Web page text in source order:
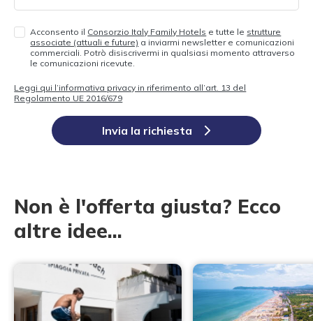
Acconsento il Consorzio Italy Family Hotels e tutte le strutture
associate (attuali e future) a inviarmi newsletter e comunicazioni
commerciali. Potrò disiscrivermi in qualsiasi momento attraverso
le comunicazioni ricevute.
Leggi qui l’informativa privacy in riferimento all’art. 13 del
Regolamento UE 2016/679
Invia la richiesta
Non è l'offerta giusta? Ecco
altre idee...